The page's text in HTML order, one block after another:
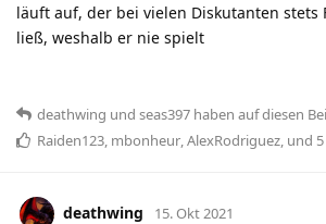
läuft auf, der bei vielen Diskutanten stets
ließ, weshalb er nie spielt
deathwing und seas397 haben auf diesen
Raiden123, mbonheur,AlexRodriguez, und 5
deathwing 15. Okt 2021